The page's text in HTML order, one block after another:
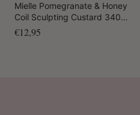
Mielle Pomegranate & Honey
Coil Sculpting Custard 340
gr.
€12,95